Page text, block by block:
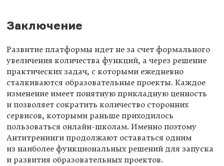
Заключение
Развитие платформы идет не за счет формального
увеличения количества функций, а через решение
практических задач, с которыми ежедневно
сталкиваются образовательные проекты. Каждое
изменение имеет понятную прикладную ценность
и позволяет сократить количество сторонних
сервисов, которыми раньше приходилось
пользоваться онлайн-школам. Именно поэтому
Антитренинги продолжают оставаться одним
из наиболее функциональных решений для запуска
и развития образовательных проектов.